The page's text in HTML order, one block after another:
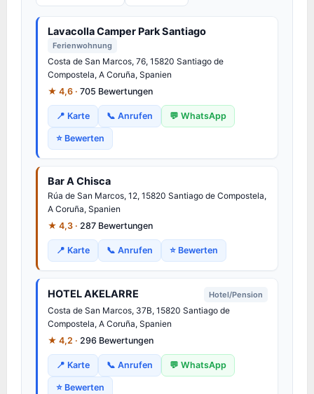
Lavacolla Camper Park Santiago
Ferienwohnung
Costa de San Marcos, 76, 15820 Santiago de
Compostela, A Coruña, Spanien
★ 4,6 · 705 Bewertungen
📍 Karte 📞 Anrufen 💬 WhatsApp
⭐ Bewerten
Bar A Chisca
Rúa de San Marcos, 12, 15820 Santiago de Compostela,
A Coruña, Spanien
★ 4,3 · 287 Bewertungen
📍 Karte 📞 Anrufen ⭐ Bewerten
HOTEL AKELARRE Hotel/Pension
Costa de San Marcos, 37B, 15820 Santiago de
Compostela, A Coruña, Spanien
★ 4,2 · 296 Bewertungen
📍 Karte 📞 Anrufen 💬 WhatsApp
⭐ Bewerten